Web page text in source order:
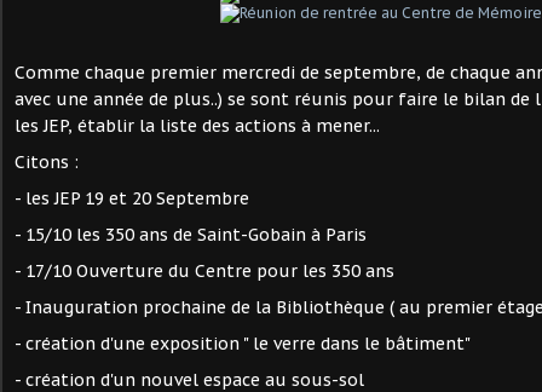
Comme chaque premier mercredi de septembre, de chaque
avec une année de plus..) se sont réunis pour faire le bilan de
les JEP, établir la liste des actions à mener...
Citons :
- les JEP 19 et 20 Septembre
- 15/10 les 350 ans de Saint-Gobain à Paris
- 17/10 Ouverture du Centre pour les 350 ans
- Inauguration prochaine de la Bibliothèque ( au premier
- création d'une exposition " le verre dans le bâtiment"
- création d'un nouvel espace au sous-sol